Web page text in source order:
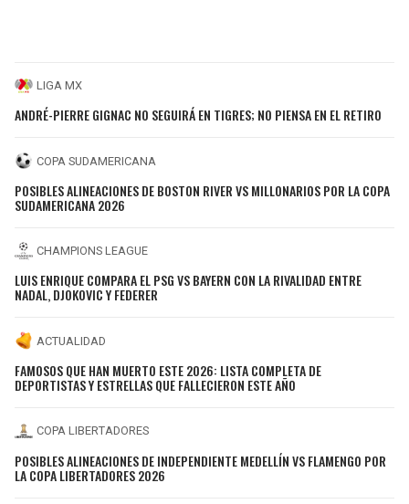
LIGA MX
ANDRÉ-PIERRE GIGNAC NO SEGUIRÁ EN TIGRES; NO PIENSA EN EL RETIRO
COPA SUDAMERICANA
POSIBLES ALINEACIONES DE BOSTON RIVER VS MILLONARIOS POR LA COPA
SUDAMERICANA 2026
CHAMPIONS LEAGUE
LUIS ENRIQUE COMPARA EL PSG VS BAYERN CON LA RIVALIDAD ENTRE
NADAL, DJOKOVIC Y FEDERER
ACTUALIDAD
FAMOSOS QUE HAN MUERTO ESTE 2026: LISTA COMPLETA DE
DEPORTISTAS Y ESTRELLAS QUE FALLECIERON ESTE AÑO
COPA LIBERTADORES
POSIBLES ALINEACIONES DE INDEPENDIENTE MEDELLÍN VS FLAMENGO POR
LA COPA LIBERTADORES 2026